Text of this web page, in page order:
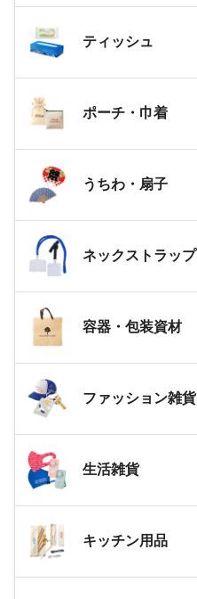
ティッシュ
ポーチ・巾着
うちわ・扇子
ネックストラップ
容器・包装資材
ファッション雑貨
生活雑貨
キッチン用品